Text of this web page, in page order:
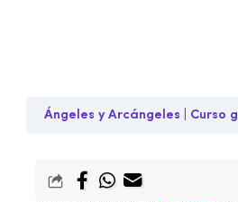
Ángeles y Arcángeles | Curso